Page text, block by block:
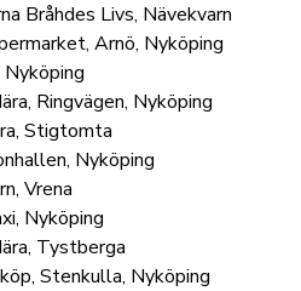
Bråhdes Livs, Nävekvarn
Arnö, Nyköping
Ringvägen, Nyköping
Stigtomta
Nyköping
Vrena
Nyköping
Tystberga
Stenkulla, Nyköping